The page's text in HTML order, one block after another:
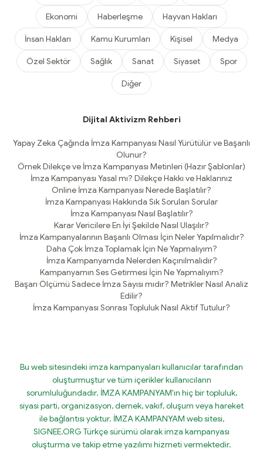
Ekonomi Haberleşme Hayvan Hakları
İnsan Hakları Kamu Kurumları Kişisel Medya
Özel Sektör Sağlık Sanat Siyaset Spor
Diğer
Dijital Aktivizm Rehberi
Yapay Zeka Çağında İmza Kampanyası Nasıl Yürütülür ve Başarılı
Olunur?
Örnek Dilekçe ve İmza Kampanyası Metinleri (Hazır Şablonlar)
İmza Kampanyası Yasal mı? Dilekçe Hakkı ve Haklarınız
Online İmza Kampanyası Nerede Başlatılır?
İmza Kampanyası Hakkında Sık Sorulan Sorular
İmza Kampanyası Nasıl Başlatılır?
Karar Vericilere En İyi Şekilde Nasıl Ulaşılır?
İmza Kampanyalarının Başarılı Olması İçin Neler Yapılmalıdır?
Daha Çok İmza Toplamak İçin Ne Yapmalıyım?
İmza Kampanyamda Nelerden Kaçınılmalıdır?
Kampanyamın Ses Getirmesi İçin Ne Yapmalıyım?
Başarı Ölçümü Sadece İmza Sayısı mıdır? Metrikler Nasıl Analiz
Edilir?
İmza Kampanyası Sonrası Topluluk Nasıl Aktif Tutulur?
Bu web sitesindeki imza kampanyaları kullanıcılar tarafından
oluşturmuştur ve tüm içerikler kullanıcıların
sorumluluğundadır. İMZA KAMPANYAM'ın hiç bir topluluk,
siyasi parti, organizasyon, dernek, vakıf, oluşum veya hareket
ile bağlantısı yoktur. İMZA KAMPANYAM web sitesi,
SIGNEE.ORG Türkçe sürümü olarak imza kampanyası
oluşturma ve takip etme yazılımı hizmeti vermektedir.